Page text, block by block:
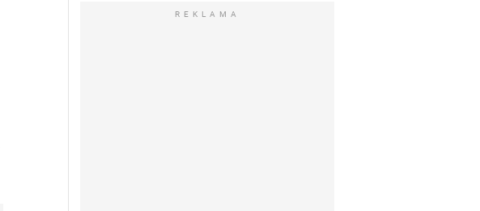
REKLAMA